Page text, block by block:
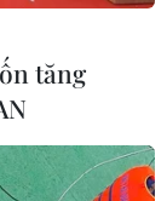
Ain Assad ở
tăng